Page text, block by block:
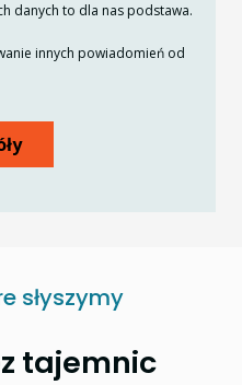
słyszymy
tajemnic